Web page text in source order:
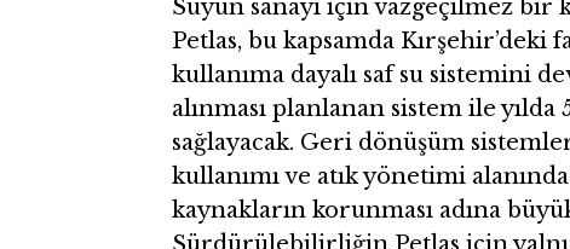
Suyun sanayi için vazgeçilmez
Petlas, bu kapsamda Kırşehir’deki
kullanıma dayalı saf su sistemini
alınması planlanan sistem ile
sağlayacak. Geri dönüşüm
kullanımı ve atık yönetimi
kaynakların korunması adına